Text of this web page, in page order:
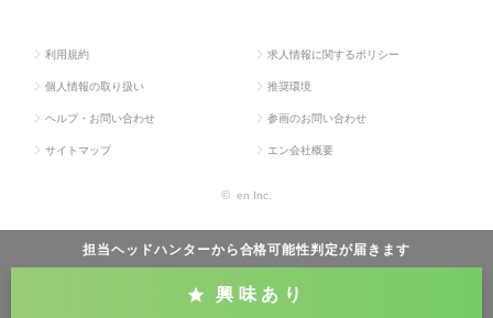
担当ヘッドハンターから合格可能性判定が届きます
興味あり
利用規約 求人情報に関するポリシー
個人情報の取り扱い 推奨環境
ヘルプ・お問い合わせ 参画のお問い合わせ
サイトマップ エン会社概要
© en Inc.